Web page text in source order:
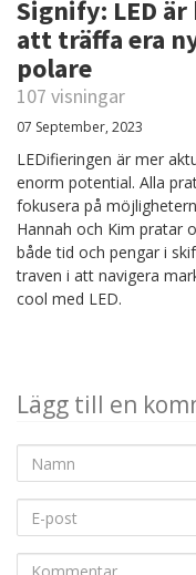
Signify: LED
att träffa era
polare
107 visningar
07 September, 2023
LEDifieringen är mer
enorm potential. Alla
fokusera på
Hannah och Kim pratar
både tid och pengar i
traven i att navigera
cool med LED.
Lägg till en
Namn
post
Kommentar